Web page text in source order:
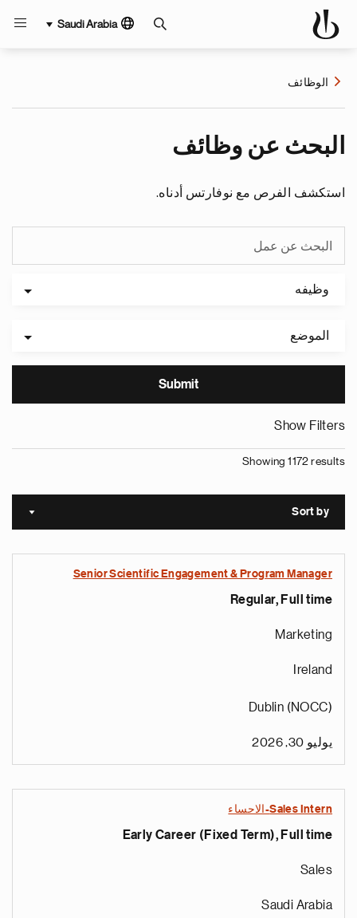
Saudi Arabia
الوظائف
البحث عن وظائف
استكشف الفرص مع نوفارتس أدناه.
وظيفه
الموضع
Show Filters
Showing 1172 results
Sort by
Senior Scientific Engagement & Program Manager
Regular, Full time
Marketing
Ireland
Dublin (NOCC)
يوليو 30, 2026
Sales Intern-الاحساء
Early Career (Fixed Term), Full time
Sales
Saudi Arabia